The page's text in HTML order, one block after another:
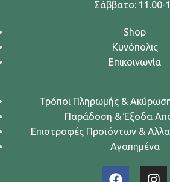
Σάββατο: 11.00-
Shop
Κυνόπολις
Επικοινωνία
Τρόποι Πληρωμής &
Παράδοση & Έξοδα
Επιστροφές Προϊόντων &
Αγαπημένα